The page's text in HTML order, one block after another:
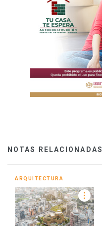
NOTAS RELACIONADAS
ARQUITECTURA